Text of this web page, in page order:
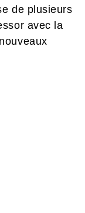
de plusieurs
avec la